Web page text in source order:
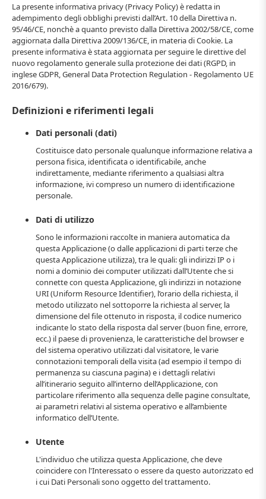
La presente informativa privacy (Privacy Policy) è redatta in
adempimento degli obblighi previsti dall’Art. 10 della Direttiva n.
95/46/CE, nonchè a quanto previsto dalla Direttiva 2002/58/CE, come
aggiornata dalla Direttiva 2009/136/CE, in materia di Cookie. La
presente informativa è stata aggiornata per seguire le direttive del
nuovo regolamento generale sulla protezione dei dati (RGPD, in
inglese GDPR, General Data Protection Regulation - Regolamento UE
2016/679).
Definizioni e riferimenti legali
Dati personali (dati)
Costituisce dato personale qualunque informazione relativa a
persona fisica, identificata o identificabile, anche
indirettamente, mediante riferimento a qualsiasi altra
informazione, ivi compreso un numero di identificazione
personale.
Dati di utilizzo
Sono le informazioni raccolte in maniera automatica da
questa Applicazione (o dalle applicazioni di parti terze che
questa Applicazione utilizza), tra le quali: gli indirizzi IP o i
nomi a dominio dei computer utilizzati dall’Utente che si
connette con questa Applicazione, gli indirizzi in notazione
URI (Uniform Resource Identifier), l’orario della richiesta, il
metodo utilizzato nel sottoporre la richiesta al server, la
dimensione del file ottenuto in risposta, il codice numerico
indicante lo stato della risposta dal server (buon fine, errore,
ecc.) il paese di provenienza, le caratteristiche del browser e
del sistema operativo utilizzati dal visitatore, le varie
connotazioni temporali della visita (ad esempio il tempo di
permanenza su ciascuna pagina) e i dettagli relativi
all’itinerario seguito all’interno dell’Applicazione, con
particolare riferimento alla sequenza delle pagine consultate,
ai parametri relativi al sistema operativo e all’ambiente
informatico dell’Utente.
Utente
L'individuo che utilizza questa Applicazione, che deve
coincidere con l'Interessato o essere da questo autorizzato ed
i cui Dati Personali sono oggetto del trattamento.